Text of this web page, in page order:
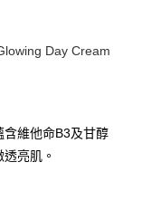
Day Cream
維他命B3及甘醇
亮肌。